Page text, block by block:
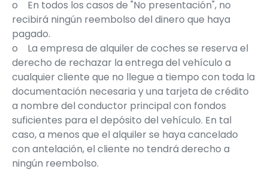
o
En todos los casos de "No presentación", no
recibirá ningún reembolso del dinero que haya
pagado.
o
La empresa de alquiler de coches se reserva el
derecho de rechazar la entrega del vehículo a
cualquier cliente que no llegue a tiempo con toda la
documentación necesaria y una tarjeta de crédito
a nombre del conductor principal con fondos
suficientes para el depósito del vehículo. En tal
caso, a menos que el alquiler se haya cancelado
con antelación, el cliente no tendrá derecho a
ningún reembolso.